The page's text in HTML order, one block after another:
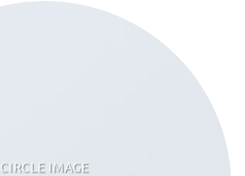
CIRCLE IMAGE